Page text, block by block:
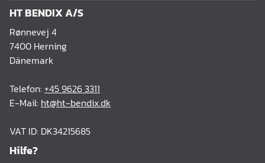
HT BENDIX A/S
Rønnevej 4
7400 Herning
Dänemark
Telefon: +45 9626 3311
E-Mail: ht@ht-bendix.dk
VAT ID: DK34215685
Hilfe?